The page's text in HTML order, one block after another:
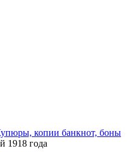
копии банкнот, боны
1918 года